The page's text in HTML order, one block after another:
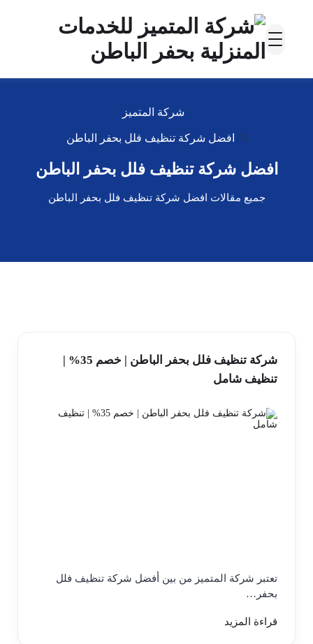
شركة المتميز
افضل شركة تنظيف فلل بحفر الباطن
افضل شركة تنظيف فلل بحفر الباطن
جميع مقالات افضل شركة تنظيف فلل بحفر الباطن
شركة تنظيف فلل بحفر الباطن | خصم 35% |
تنظيف شامل
تعتبر شركة المتميز من بين أفضل شركة تنظيف فلل
بحفر…
قراءة المزيد